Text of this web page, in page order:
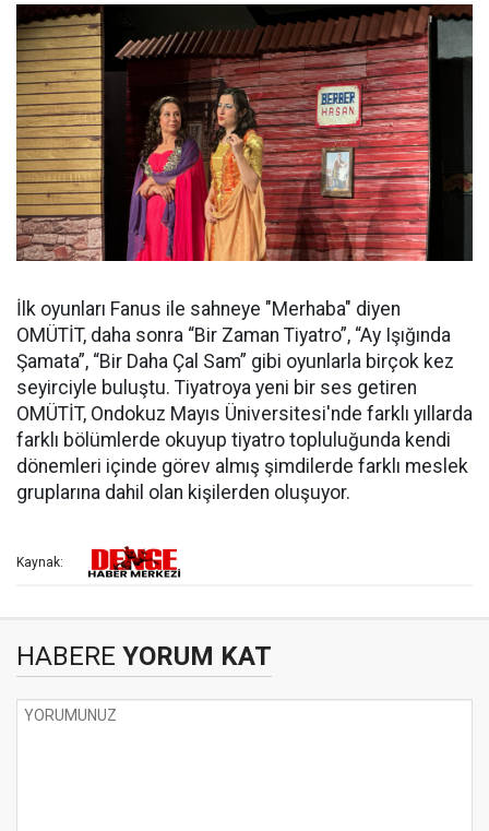
İlk oyunları Fanus ile sahneye "Merhaba" diyen
OMÜTİT, daha sonra “Bir Zaman Tiyatro”, “Ay Işığında
Şamata”, “Bir Daha Çal Sam” gibi oyunlarla birçok kez
seyirciyle buluştu. Tiyatroya yeni bir ses getiren
OMÜTİT, Ondokuz Mayıs Üniversitesi'nde farklı yıllarda
farklı bölümlerde okuyup tiyatro topluluğunda kendi
dönemleri içinde görev almış şimdilerde farklı meslek
gruplarına dahil olan kişilerden oluşuyor.
Kaynak:
HABERE YORUM KAT